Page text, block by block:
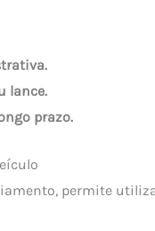
lance.
prazo.
permite